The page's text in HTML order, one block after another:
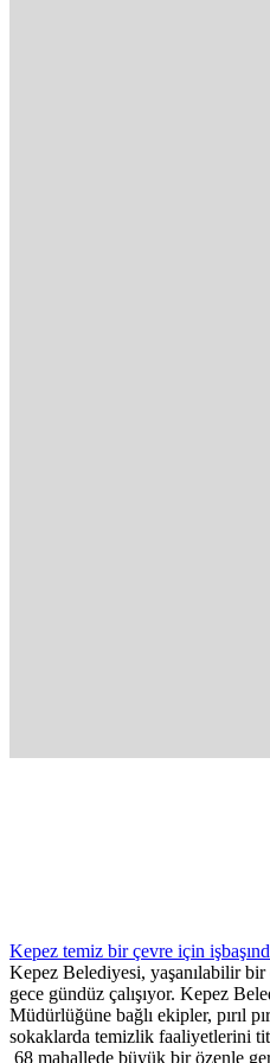
Kepez temiz bir çevre için
Kepez Belediyesi, yaşanılabilir
gece gündüz çalışıyor. Kepez
Müdürlüğüne bağlı ekipler, pırıl
sokaklarda temizlik faaliyetlerini
68 mahallede büyük bir özenle